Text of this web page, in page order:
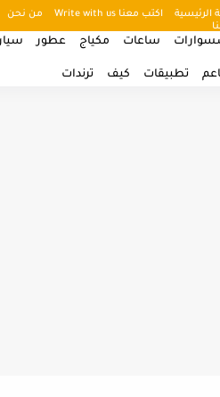
الرئيسية اكتب معنا Write with us من نحن
ساعات مكياج عطور
تطبيقات كيف ترندات